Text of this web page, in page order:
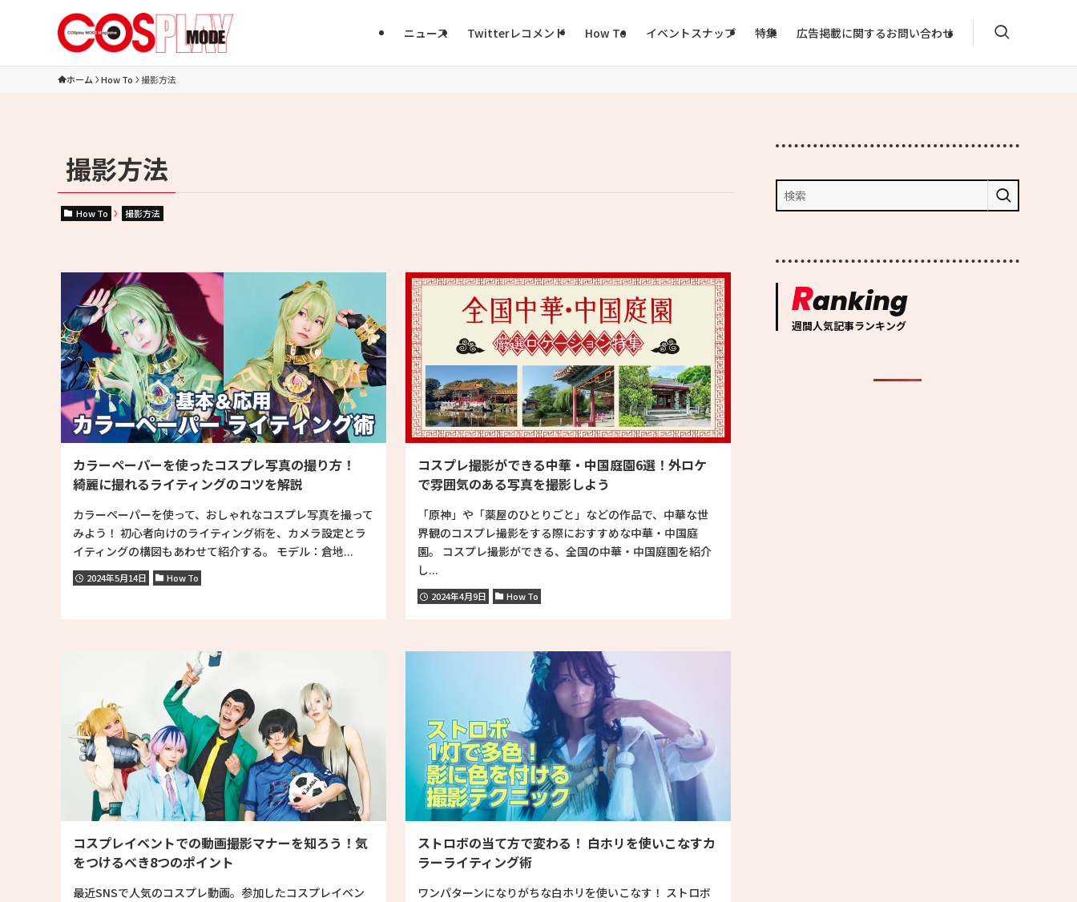
ニュース Twitterレコメンド How To イベントスナップ 特集 広告掲載に関するお問い合わせ
ホーム How To 撮影方法
撮影方法
How To 撮影方法
カラーペーパーを使ったコスプレ写真の撮り方！
綺麗に撮れるライティングのコツを解説
カラーペーパーを使って、おしゃれなコスプレ写真を撮って
みよう！ 初心者向けのライティング術を、カメラ設定とラ
イティングの構図もあわせて紹介する。 モデル：倉地...
2024年5月14日 How To
コスプレ撮影ができる中華・中国庭園6選！外ロケ
で雰囲気のある写真を撮影しよう
「原神」や「薬屋のひとりごと」などの作品で、中華な世
界観のコスプレ撮影をする際におすすめな中華・中国庭
園。 コスプレ撮影ができる、全国の中華・中国庭園を紹介
し...
2024年4月9日 How To
コスプレイベントでの動画撮影マナーを知ろう！気
をつけるべき8つのポイント
最近SNSで人気のコスプレ動画。参加したコスプレイベン
ストロボの当て方で変わる！ 白ホリを使いこなすカ
ラーライティング術
ワンパターンになりがちな白ホリを使いこなす！ ストロボ
Ranking
週間人気記事ランキング